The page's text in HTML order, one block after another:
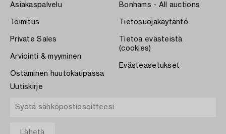
Asiakaspalvelu
Toimitus
Private Sales
Arviointi & myyminen
Ostaminen huutokaupassa
Bonhams - All auctions
Tietosuojakäytäntö
Tietoa evästeistä
(cookies)
Evästeasetukset
Uutiskirje